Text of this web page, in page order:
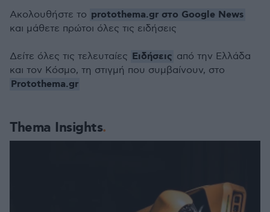
Thema Insights
Ακολουθήστε το protothema.gr στο Google News
και μάθετε πρώτοι όλες τις ειδήσεις
Δείτε όλες τις τελευταίες Ειδήσεις από την Ελλάδα
και τον Κόσμο, τη στιγμή που συμβαίνουν, στο
Protothema.gr